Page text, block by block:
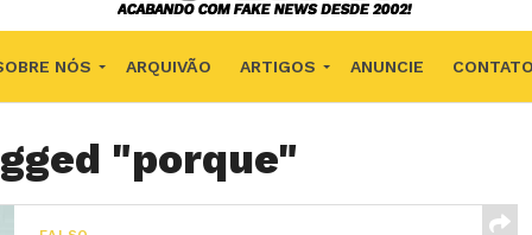
NÓS ARQUIVÃO ARTIGOS ANUNCIE CONTATO
"porque"